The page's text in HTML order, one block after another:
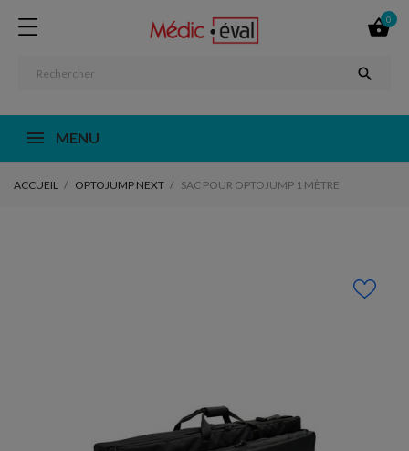

0

MENU
ACCUEIL OPTOJUMP NEXT SAC POUR OPTOJUMP 1 MÈTRE